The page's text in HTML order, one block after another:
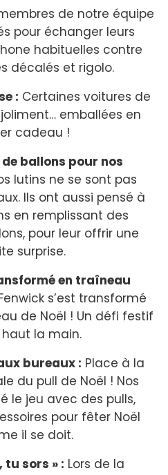
de notre équipe
pour échanger leurs
habituelles contre
décalés et rigolo.
: Certaines voitures de
emballées en
cadeau !
ballons pour nos
lutins ne se sont pas
Ils ont aussi pensé à
en remplissant des
pour leur offrir une
surprise.
en traîneau
s’est transformé
de Noël ! Un défi festif
la main.
bureaux : Place à la
du pull de Noël ! Nos
le jeu avec des pulls,
pour fêter Noël
il se doit.
tu sors » : Lors de la